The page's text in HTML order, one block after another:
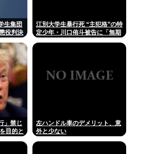
生集団
役判決
江別大学生暴行死 “主犯格”の特
定少年・川口侑斗被告に「無期
」禁じ
目的と
左ハンドル車のデメリット、意
外と少ない